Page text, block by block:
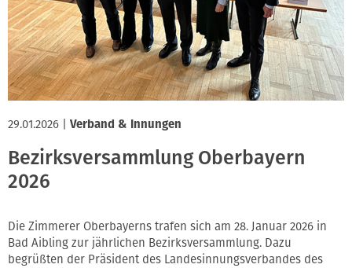
29.01.2026 Verband & Innungen
Bezirksversammlung Oberbayern
2026
Die Zimmerer Oberbayerns trafen sich am 28. Januar 2026 in
Bad Aibling zur jährlichen Bezirksversammlung. Dazu
begrüßten der Präsident des Landesinnungsverbandes des